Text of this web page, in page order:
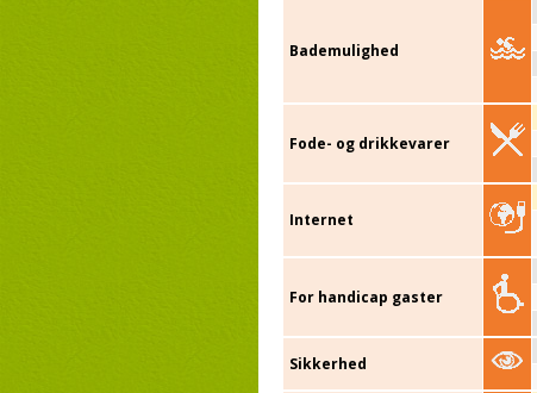
Bademulighed
Fode- og drikkevarer
Internet
For handicap gaster
Sikkerhed